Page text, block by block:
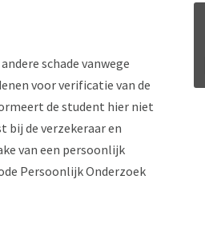
schade vanwege
voor verificatie van de
de student hier niet
bij de verzekeraar en
van een persoonlijk
Persoonlijk Onderzoek